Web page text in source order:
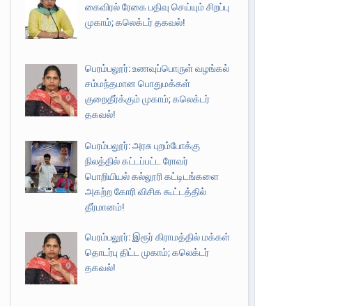
கைவிரல் ரேகை பதிவு செய்யும் சிறப்பு
முகாம்; கலெக்டர் தகவல்!
பெரம்பலூர்: உணவுப்பொருள் வழங்கல்
சம்மந்தமான பொதுமக்கள்
குறைதீர்க்கும் முகாம்; கலெக்டர்
தகவல்!
பெரம்பலூர்: அரசு புறம்போக்கு
நிலத்தில் கட்டப்பட்ட ரோவர்
பொறியியல் கல்லூரி கட்டிடங்களை
அகற்ற கோரி விசிக கூட்டத்தில்
தீர்மானம்!
பெரம்பலூர்: இரூர் கிராமத்தில் மக்கள்
தொடர்பு திட்ட முகாம்; கலெக்டர்
தகவல்!